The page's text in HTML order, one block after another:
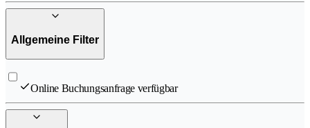
Allgemeine Filter
Online Buchungsanfrage verfügbar